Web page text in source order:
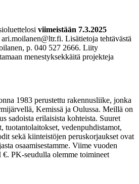
viimeistään 7.3.2025
ari.moilanen@ltr.fi. Lisätietoja tehtävästä
p. 040 527 2666. Liity
menestyksekkäitä projekteja
1983 perustettu rakennusliike, jonka
Kemissä ja Oulussa. Meillä on
sadoista erilaisista kohteista. Suuret
tuotantolaitokset, vedenpuhdistamot,
sekä kiinteistöjen peruskorjaukset ovat
osaamisestamme. Viime vuoden
PK-seudulla olemme toimineet